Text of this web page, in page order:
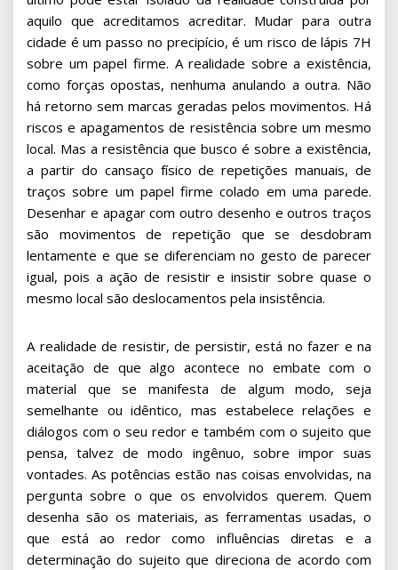
aquilo que acreditamos acreditar. Mudar para outra
cidade é um passo no precipício, é um risco de lápis 7H
sobre um papel firme. A realidade sobre a existência,
como forças opostas, nenhuma anulando a outra. Não
há retorno sem marcas geradas pelos movimentos. Há
riscos e apagamentos de resistência sobre um mesmo
local. Mas a resistência que busco é sobre a existência,
a partir do cansaço físico de repetições manuais, de
traços sobre um papel firme colado em uma parede.
Desenhar e apagar com outro desenho e outros traços
são movimentos de repetição que se desdobram
lentamente e que se diferenciam no gesto de parecer
igual, pois a ação de resistir e insistir sobre quase o
mesmo local são deslocamentos pela insistência.
A realidade de resistir, de persistir, está no fazer e na
aceitação de que algo acontece no embate com o
material que se manifesta de algum modo, seja
semelhante ou idêntico, mas estabelece relações e
diálogos com o seu redor e também com o sujeito que
pensa, talvez de modo ingênuo, sobre impor suas
vontades. As potências estão nas coisas envolvidas, na
pergunta sobre o que os envolvidos querem. Quem
desenha são os materiais, as ferramentas usadas, o
que está ao redor como influências diretas e a
determinação do sujeito que direciona de acordo com